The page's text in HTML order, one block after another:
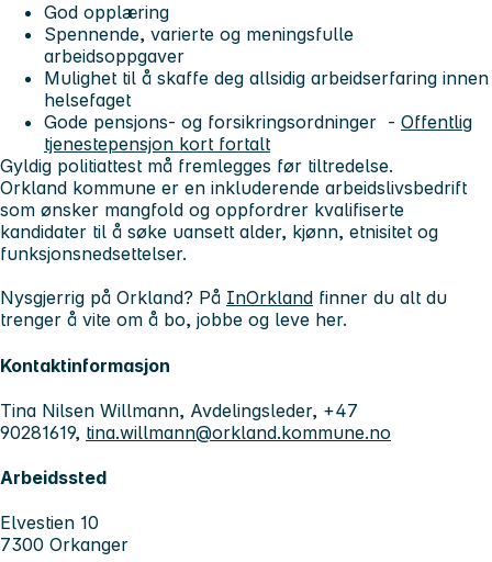
God opplæring
Spennende, varierte og meningsfulle
arbeidsoppgaver
Mulighet til å skaffe deg allsidig arbeidserfaring innen
helsefaget
Gode pensjons- og forsikringsordninger - Offentlig
tjenestepensjon kort fortalt
Gyldig politiattest må fremlegges før tiltredelse.
Orkland kommune er en inkluderende arbeidslivsbedrift
som ønsker mangfold og oppfordrer kvalifiserte
kandidater til å søke uansett alder, kjønn, etnisitet og
funksjonsnedsettelser.
Nysgjerrig på Orkland? På InOrkland finner du alt du
trenger å vite om å bo, jobbe og leve her.
Kontaktinformasjon
Tina Nilsen Willmann, Avdelingsleder, +47
90281619, tina.willmann@orkland.kommune.no
Arbeidssted
Elvestien 10
7300 Orkanger